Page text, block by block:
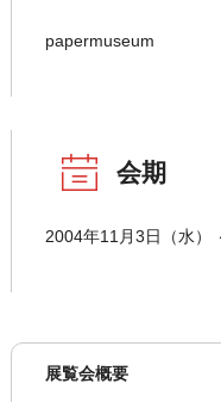
papermuseum
会期
2004年11月3日（水）
展覧会概要